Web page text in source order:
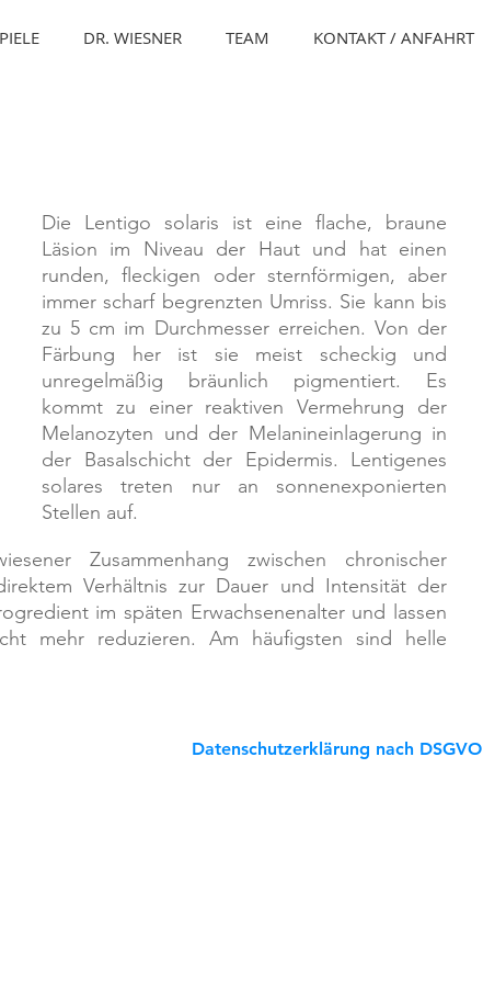
DR. WIESNER TEAM KONTAKT / ANFAHRT
Die Lentigo solaris ist eine flache, braune
Läsion im Niveau der Haut und hat einen
runden, fleckigen oder sternförmigen, aber
immer scharf begrenzten Umriss. Sie kann bis
zu 5 cm im Durchmesser erreichen. Von der
Färbung her ist sie meist scheckig und
unregelmäßig bräunlich pigmentiert. Es
kommt zu einer reaktiven Vermehrung der
Melanozyten und der Melanineinlagerung in
der Basalschicht der Epidermis. Lentigenes
solares treten nur an sonnenexponierten
Stellen auf.
Zusammenhang zwischen chronischer
Verhältnis zur Dauer und Intensität der
im späten Erwachsenenalter und lassen
mehr reduzieren. Am häufigsten sind helle
Datenschutzerklärung nach DSGVO